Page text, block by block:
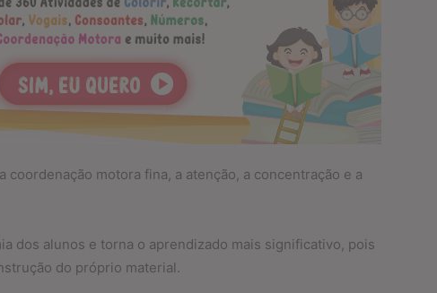
coordenação motora fina, a atenção, a concentração e a
dos alunos e torna o aprendizado mais significativo, pois
do próprio material.